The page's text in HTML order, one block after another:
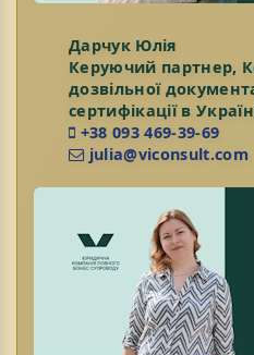
Дарчук Юлія
Керуючий партнер,
дозвільної
сертифікації в
+38 093 469-39-69
julia@viconsult.com